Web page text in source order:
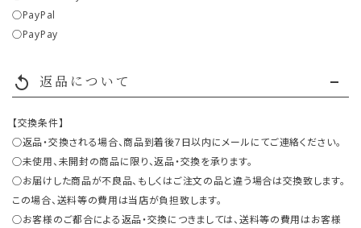
○PayPal
○PayPay
replay 返品について
【交換条件】
○返品・交換される場合、商品到着後7日以内にメールにてご連絡ください。
○未使用、未開封の商品に限り、返品・交換を承ります。
○お届けした商品が不良品、もしくはご注文の品と違う場合は交換致します。
この場合、送料等の費用は当店が負担致します。
○お客様のご都合による返品・交換につきましては、送料等の費用はお客様